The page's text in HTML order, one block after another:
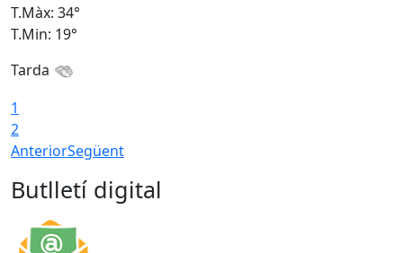
T.Màx: 34°
T.Min: 19°
Tarda
1
2
AnteriorSegüent
Butlletí digital